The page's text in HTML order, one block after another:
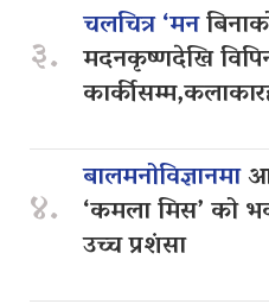
३.
चलचित्र ‘मन
मदनकृष्णदेखि
४.
बालमनोविज्ञानमा
‘कमला मिस’ को
उच्च प्रशंसा